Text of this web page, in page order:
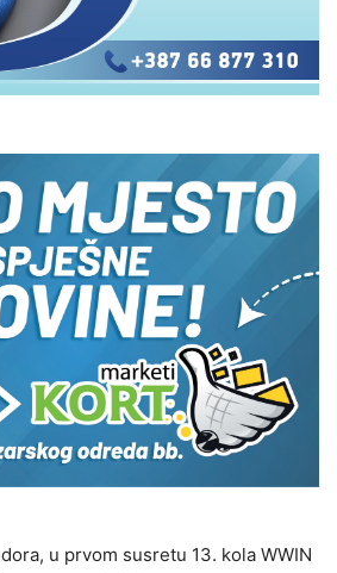
u prvom susretu 13. kola WWIN